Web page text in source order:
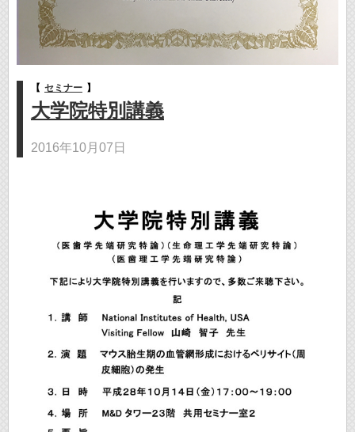
【 セミナー 】
大学院特別講義
2016年10月07日